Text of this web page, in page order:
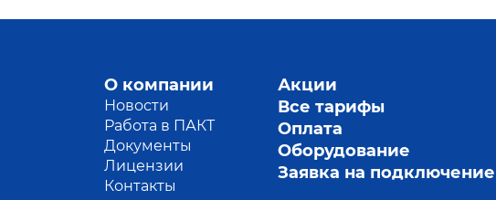
О компании
Новости
Работа в ПАКТ
Документы
Лицензии
Контакты
Акции
Все тарифы
Оплата
Оборудование
Заявка на подключение